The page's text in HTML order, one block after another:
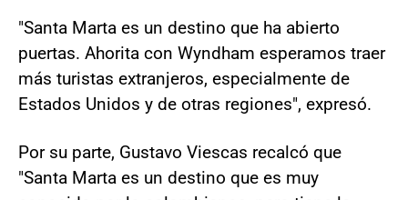
"Santa Marta es un destino que ha abierto
puertas. Ahorita con Wyndham esperamos traer
más turistas extranjeros, especialmente de
Estados Unidos y de otras regiones", expresó.
Por su parte, Gustavo Viescas recalcó que
"Santa Marta es un destino que es muy